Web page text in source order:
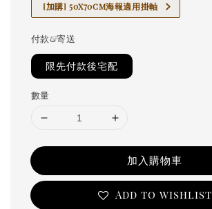
[加購] 50x70cm海報適用掛軸
付款&寄送
限先付款後宅配
數量
加入購物車
Add to wishlist